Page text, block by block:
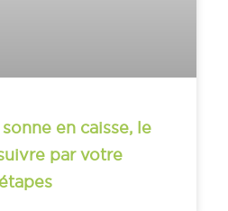
en caisse, le
par votre